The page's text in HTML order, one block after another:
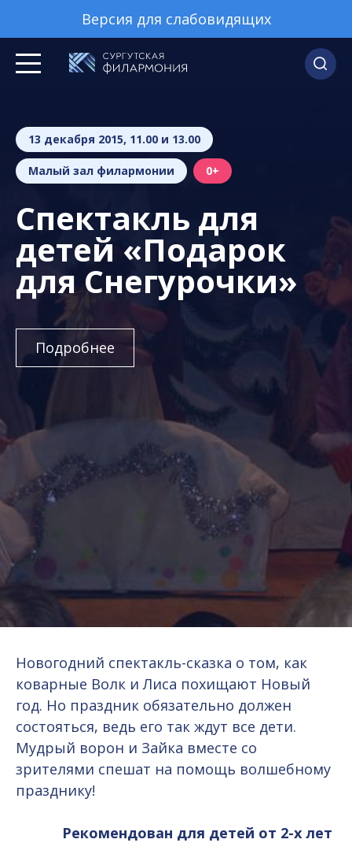
Версия для слабовидящих
13 декабря 2015, 11.00 и 13.00
Малый зал филармонии 0+
Спектакль для
детей «Подарок
для Снегурочки»
Подробнее
Новогодний спектакль-сказка о том, как
коварные Волк и Лиса похищают Новый
год. Но праздник обязательно должен
состояться, ведь его так ждут все дети.
Мудрый ворон и Зайка вместе со
зрителями спешат на помощь волшебному
празднику!
Рекомендован для детей от 2-х лет